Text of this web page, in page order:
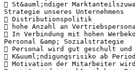
 St&auml;ndiger
Strategie unseres Unternehmens
 Distributionspolitik
 hohe Anzahl an
 In Verbindung mit hohen
Personal &amp; Sozialstrategie
 Personal wird gut geschult
 K&uuml;ndigungsrisiko ab
 Motivation der Mitarbeiter